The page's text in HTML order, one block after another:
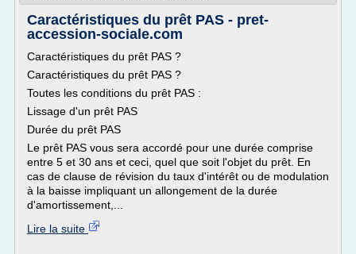
Caractéristiques du prêt PAS - pret-
accession-sociale.com
Caractéristiques du prêt PAS ?
Caractéristiques du prêt PAS ?
Toutes les conditions du prêt PAS :
Lissage d'un prêt PAS
Durée du prêt PAS
Le prêt PAS vous sera accordé pour une durée comprise
entre 5 et 30 ans et ceci, quel que soit l'objet du prêt. En
cas de clause de révision du taux d'intérêt ou de modulation
à la baisse impliquant un allongement de la durée
d'amortissement,...
Lire la suite